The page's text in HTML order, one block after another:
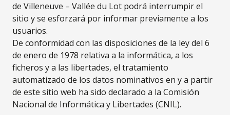
de Villeneuve – Vallée du Lot podrá interrumpir el
sitio y se esforzará por informar previamente a los
usuarios.
De conformidad con las disposiciones de la ley del 6
de enero de 1978 relativa a la informática, a los
ficheros y a las libertades, el tratamiento
automatizado de los datos nominativos en y a partir
de este sitio web ha sido declarado a la Comisión
Nacional de Informática y Libertades (CNIL).